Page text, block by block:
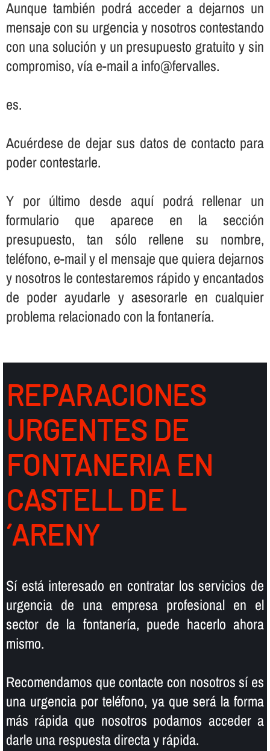
Aunque también podrá acceder a dejarnos un
mensaje con su urgencia y nosotros contestando
con una solución y un presupuesto gratuito y sin
compromiso, ví­a e-mail a info@fervalles.
es.
Acuérdese de dejar sus datos de contacto para
poder contestarle.
Y por último desde aquí­ podrá rellenar un
formulario que aparece en la sección
presupuesto, tan sólo rellene su nombre,
teléfono, e-mail y el mensaje que quiera dejarnos
y nosotros le contestaremos rápido y encantados
de poder ayudarle y asesorarle en cualquier
problema relacionado con la fontanerí­a.
REPARACIONES
URGENTES DE
FONTANERIA EN
CASTELL DE L
´ARENY
Sí­ está interesado en contratar los servicios de
urgencia de una empresa profesional en el
sector de la fontanerí­a, puede hacerlo ahora
mismo.
Recomendamos que contacte con nosotros sí­ es
una urgencia por teléfono, ya que será la forma
más rápida que nosotros podamos acceder a
darle una respuesta directa y rápida.